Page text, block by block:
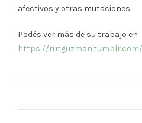
afectivos y otras mutaciones.
Podés ver más de su trabajo en
https://rutguzman.tumblr.com/